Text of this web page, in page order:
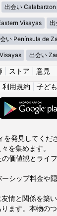
出会い Calabarzon
Visayas 出
い Península de
出会い
ストア
意見
利用規約 子ど
発見してく
を集めます。
価値観とライ
シップ料金や
情と関係を築
ます。本物の